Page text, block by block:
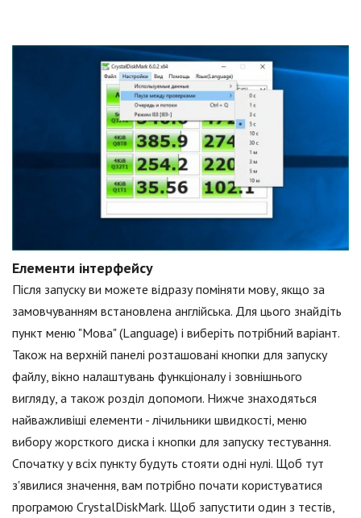
Елементи інтерфейсу
Після запуску ви можете відразу поміняти мову, якщо за
замовчуванням встановлена англійська. Для цього знайдіть
пункт меню "Мова" (Language) і виберіть потрібний варіант.
Також на верхній панелі розташовані кнопки для запуску
файлу, вікно налаштувань функціоналу і зовнішнього
вигляду, а також розділ допомоги. Нижче знаходяться
найважливіші елементи - лічильники швидкості, меню
вибору жорсткого диска і кнопки для запуску тестування.
Спочатку у всіх пункту будуть стояти одні нулі. Щоб тут
з'явилися значення, вам потрібно почати користуватися
програмою CrystalDiskMark. Щоб запустити один з тестів,